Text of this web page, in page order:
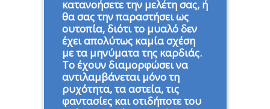
κατανοήσετε την μελέτη σας, ή
θα σας την παραστήσει ως
ουτοπία, διότι το μυαλό δεν
έχει απολύτως καμία σχέση
με τα μηνύματα της καρδιάς.
Το έχουν διαμορφώσει να
αντιλαμβάνεται μόνο τη
ρυχότητα, τα αστεία, τις
φαντασίες και οτιδήποτε του